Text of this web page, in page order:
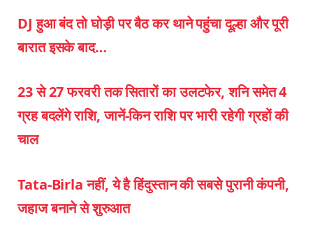
DJ हुआ बंद तो घोड़ी पर बैठ कर थाने पहुंचा दूल्हा और पूरी
बारात इसके बाद…
23 से 27 फरवरी तक सितारों का उलटफेर, शनि समेत 4
ग्रह बदलेंगे राशि, जानें-किन राशि पर भारी रहेगी ग्रहों की
चाल
Tata-Birla नहीं, ये है हिंदुस्तान की सबसे पुरानी कंपनी,
जहाज बनाने से शुरुआत